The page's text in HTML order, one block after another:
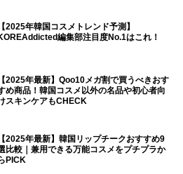
【2025年韓国コスメトレンド予測】
編集部注目度No.1はこれ！
【2025年最新】Qoo10メガ割で買うべきおす
め商品！韓国コスメ以外の名品や初心者向
スキンケアもCHECK
【2025年最新】韓国リップチークおすすめ9
比較｜兼用できる万能コスメをプチプラか
PICK